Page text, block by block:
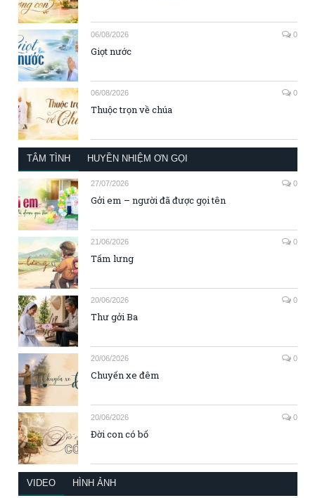
06/08/2026 0
Giọt nước
06/08/2026 0
Thuộc trọn về chúa
TÂM TÌNH HUYỀN NHIỆM ƠN GỌI
27/07/2026 0
Gởi em – người đã được gọi tên
21/06/2026 0
Tấm lưng
20/06/2026 0
Thư gởi Ba
20/06/2026 0
Chuyến xe đêm
20/06/2026 0
Đời con có bố
VIDEO HÌNH ẢNH